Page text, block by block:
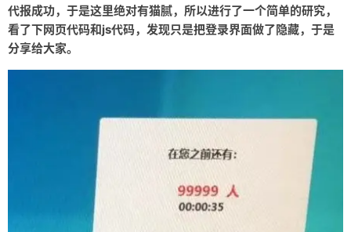
生活
留言
友链
代报成功，于是这里绝对有猫腻，所以进行了一个简单的研究，
看了下网页代码和js代码，发现只是把登录界面做了隐藏，于是
分享给大家。